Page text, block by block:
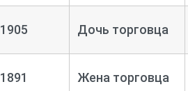
1905 Дочь торговца
1891 Жена торговца